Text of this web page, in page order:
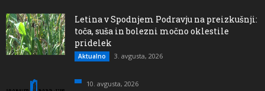
Letina v Spodnjem Podravju na preizkušnji:
toča, suša in bolezni močno oklestile
pridelek
Aktualno 3. avgusta, 2026
10. avgusta, 2026